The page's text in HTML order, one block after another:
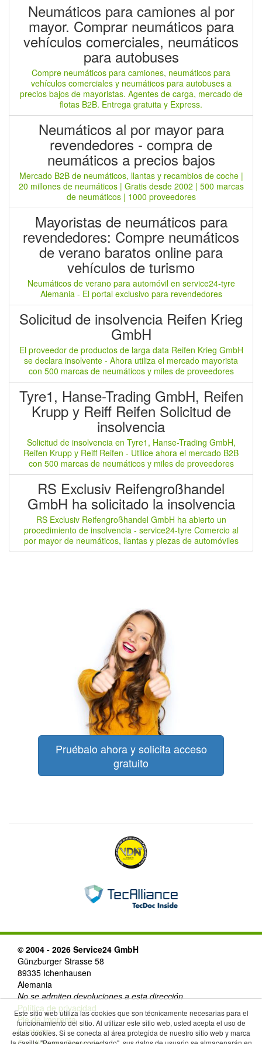
Neumáticos para camiones al por
mayor. Comprar neumáticos para
vehículos comerciales, neumáticos
para autobuses
Compre neumáticos para camiones, neumáticos para
vehículos comerciales y neumáticos para autobuses a
precios bajos de mayoristas. Agentes de carga, mercado de
flotas B2B. Entrega gratuita y Express.
Neumáticos al por mayor para
revendedores - compra de
neumáticos a precios bajos
Mercado B2B de neumáticos, llantas y recambios de coche |
20 millones de neumáticos | Gratis desde 2002 | 500 marcas
de neumáticos | 1000 proveedores
Mayoristas de neumáticos para
revendedores: Compre neumáticos
de verano baratos online para
vehículos de turismo
Neumáticos de verano para automóvil en service24-tyre
Alemania - El portal exclusivo para revendedores
Solicitud de insolvencia Reifen Krieg
GmbH
El proveedor de productos de larga data Reifen Krieg GmbH
se declara insolvente - Ahora utiliza el mercado mayorista
con 500 marcas de neumáticos y miles de proveedores
Tyre1, Hanse-Trading GmbH, Reifen
Krupp y Reiff Reifen Solicitud de
insolvencia
Solicitud de insolvencia en Tyre1, Hanse-Trading GmbH,
Reifen Krupp y Reiff Reifen - Utilice ahora el mercado B2B
con 500 marcas de neumáticos y miles de proveedores
RS Exclusiv Reifengroßhandel
GmbH ha solicitado la insolvencia
RS Exclusiv Reifengroßhandel GmbH ha abierto un
procedimiento de insolvencia - service24-tyre Comercio al
por mayor de neumáticos, llantas y piezas de automóviles
Pruébalo ahora y solicita acceso
gratuito
© 2004 - 2026 Service24 GmbH
Günzburger Strasse 58
89335 Ichenhausen
Alemania
No se admiten devoluciones a esta dirección
Política de privacidad
Pie de imprenta
Contacto
Este sitio web utiliza las cookies que son técnicamente necesarias para el
funcionamiento del sitio. Al utilizar este sitio web, usted acepta el uso de
estas cookies. Si se conecta al área protegida de nuestro sitio web y marca